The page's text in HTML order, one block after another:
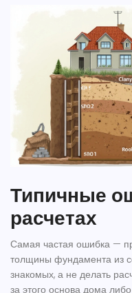
Типичные
расчетах
Самая частая ошибка —
толщины фундамента из
знакомых, а не делать
за этого основа дома